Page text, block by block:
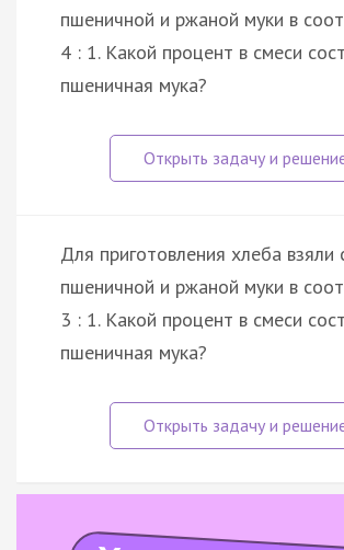
пшеничной и ржаной муки в
4 : 1. Какой процент в смеси
пшеничная мука?
Для приготовления хлеба взяли
пшеничной и ржаной муки в
3 : 1. Какой процент в смеси
пшеничная мука?